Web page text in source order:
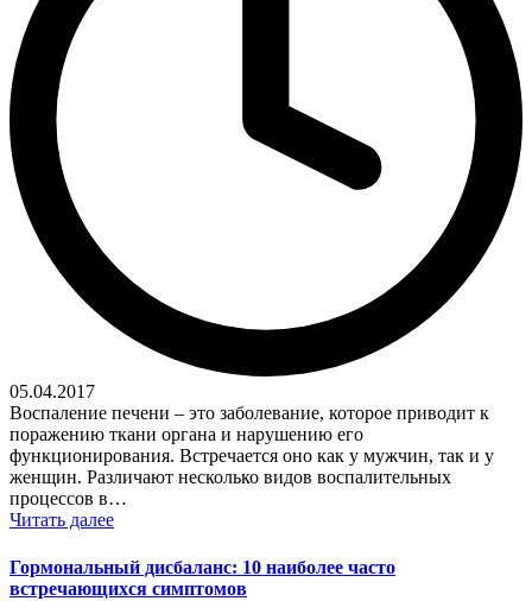
05.04.2017
Воспаление печени – это заболевание, которое приводит к
поражению ткани органа и нарушению его
функционирования. Встречается оно как у мужчин, так и у
женщин. Различают несколько видов воспалительных
процессов в…
Читать далее
Гормональный дисбаланс: 10 наиболее часто
встречающихся симптомов